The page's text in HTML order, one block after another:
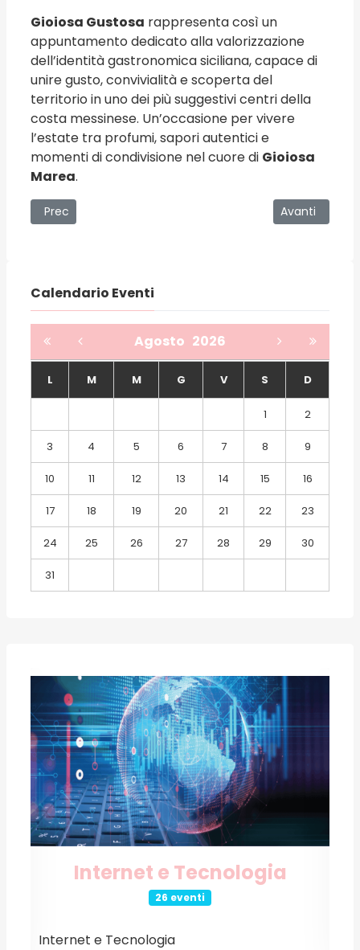
Gioiosa Gustosa rappresenta così un
appuntamento dedicato alla valorizzazione
dell’identità gastronomica siciliana, capace di
unire gusto, convivialità e scoperta del
territorio in uno dei più suggestivi centri della
costa messinese. Un’occasione per vivere
l’estate tra profumi, sapori autentici e
momenti di condivisione nel cuore di Gioiosa
Marea.
Articolo precedente: Feste Archimedee 2026
Prec Articolo
Avanti
Calendario Eventi
Agosto 2026
L M M G V S D
1 2
3 4 5 6 7 8 9
10 11 12 13 14 15 16
17 18 19 20 21 22 23
24 25 26 27 28 29 30
31
Internet e Tecnologia
26 eventi
Internet e Tecnologia